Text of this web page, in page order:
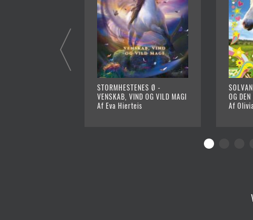
STORMHESTENES Ø -
VENSKAB, VIND OG VILD MAGI
Af Eva Hierteis
OG
Af